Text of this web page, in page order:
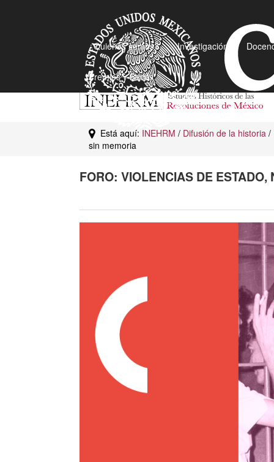
¿Quiénes somos? Investigación
Premios y Becas
Está aquí: INEHRM / Difusión de la historia /
sin memoria
FORO: VIOLENCIAS DE